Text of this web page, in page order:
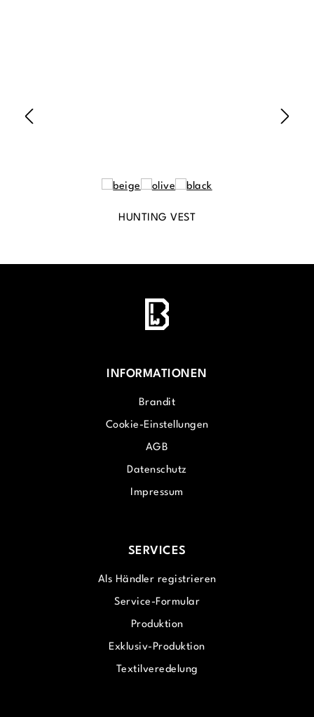
HUNTING VEST
INFORMATIONEN
Brandit
Cookie-Einstellungen
AGB
Datenschutz
Impressum
SERVICES
Als Händler registrieren
Service-Formular
Produktion
Exklusiv-Produktion
Textilveredelung